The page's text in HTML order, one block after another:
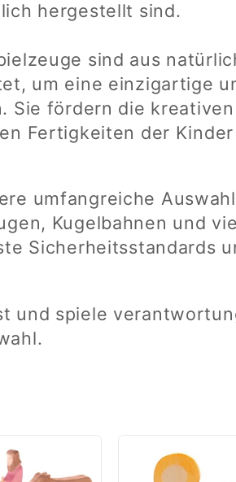
hergestellt sind.
sind aus
um eine einzigartige
Sie fördern die
Fertigkeiten der
umfangreiche
Kugelbahnen und
Sicherheitsstandards
und spiele